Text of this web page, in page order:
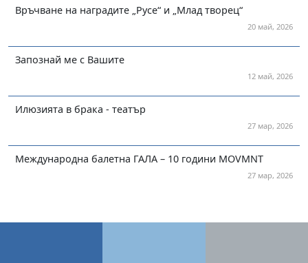
Връчване на наградите „Русе“ и „Млад творец“
20 май, 2026
Запознай ме с Вашите
12 май, 2026
Илюзията в брака - театър
27 мар, 2026
Международна балетна ГАЛА – 10 години MOVMNT
27 мар, 2026